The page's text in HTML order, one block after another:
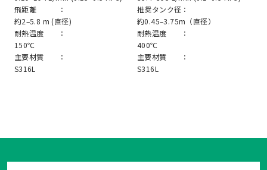
飛距離 ：
約2–5.8 m (直径)
耐熱温度 ：
150℃
主要材質 ：
S316L
推奨タンク径：
約0.45–3.75m（直径）
耐熱温度 ：
400℃
主要材質 ：
S316L